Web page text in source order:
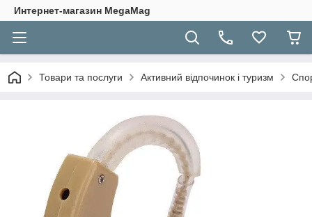
Интернет-магазин MegaMag
Товари та послуги Активний відпочинок і туризм